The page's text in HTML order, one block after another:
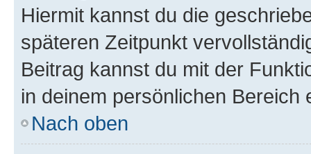
Hiermit kannst du die
späteren Zeitpunkt
Beitrag kannst du mit der
in deinem persönlichen Bereich
Nach oben